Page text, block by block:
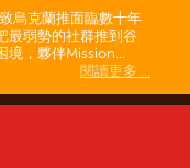
烏克蘭推面臨數十年
最弱勢的社群推到谷
境，夥伴Mission...
閱讀更多 ...